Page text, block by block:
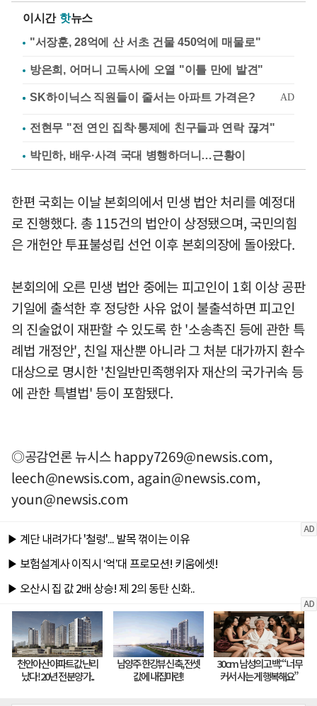
이시간 핫뉴스
"서장훈, 28억에 산 서초 건물 450억에 매물로"
방은희, 어머니 고독사에 오열 "이틀 만에 발견"
전현무 "전 연인 집착·통제에 친구들과 연락 끊겨"
박민하, 배우·사격 국대 병행하더니…근황이
한편 국회는 이날 본회의에서 민생 법안 처리를 예정대
로 진행했다. 총 115건의 법안이 상정됐으며, 국민의힘
은 개헌안 투표불성립 선언 이후 본회의장에 돌아왔다.
본회의에 오른 민생 법안 중에는 피고인이 1회 이상 공판
기일에 출석한 후 정당한 사유 없이 불출석하면 피고인
의 진술없이 재판할 수 있도록 한 '소송촉진 등에 관한 특
례법 개정안', 친일 재산뿐 아니라 그 처분 대가까지 환수
대상으로 명시한 '친일반민족행위자 재산의 국가귀속 등
에 관한 특별법' 등이 포함됐다.
◎공감언론 뉴시스happy7269@newsis.com,
leech@newsis.com, again@newsis.com,
youn@newsis.com